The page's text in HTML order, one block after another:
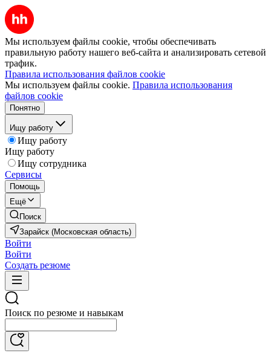
Мы используем файлы cookie, чтобы обеспечивать
правильную работу нашего веб-сайта и анализировать сетевой
трафик.
Правила использования файлов cookie
Мы используем файлы cookie. Правила использования
файлов cookie
Понятно
Ищу работу
Ищу работу
Ищу работу
Ищу сотрудника
Сервисы
Помощь
Ещё
Поиск
Зарайск (Московская область)
Войти
Войти
Создать резюме
Поиск по резюме и навыкам